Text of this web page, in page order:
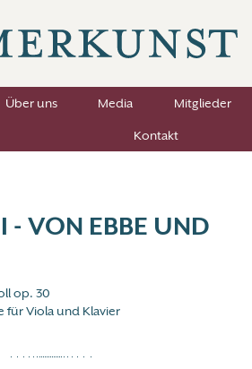
Über uns Media
Mitglieder
Kontakt
- VON EBBE UND
op. 30
für Viola und Klavier